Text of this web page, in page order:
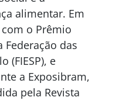
alimentar. Em
o Prêmio
das
(FIESP), e
a Exposibram,
pela Revista